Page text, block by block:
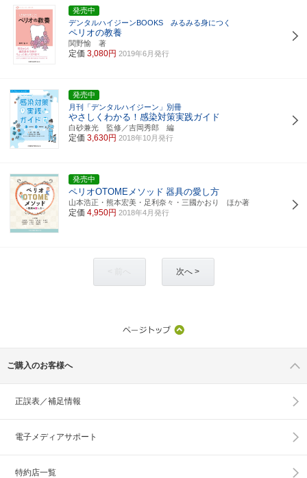
発売中
デンタルハイジーンBOOKS みるみる身につく
ペリオの教養
関野愉 著
定価 3,080円 2019年6月発行
発売中
月刊「デンタルハイジーン」別冊
やさしくわかる！感染対策実践ガイド
白砂兼光 監修／吉岡秀郎 編
定価 3,630円 2018年10月発行
発売中
ペリオOTOMEメソッド 器具の愛し方
山本浩正・熊本宏美・足利奈々・三國かおり ほか著
定価 4,950円 2018年4月発行
次へ >
ご購入のお客様へ
正誤表／補足情報
電子メディアサポート
特約店一覧